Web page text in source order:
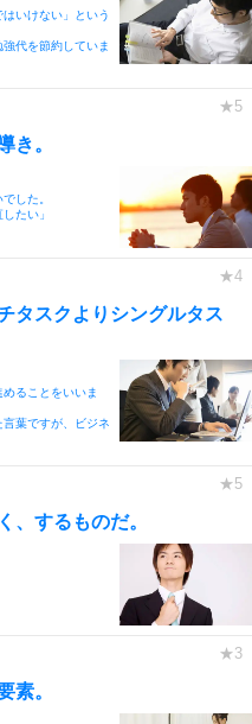
いけない」という
代を節約していま
き。
した。
たい」
タスクよりシングルタス
ることをいいま
葉ですが、ビジネ
、するものだ。
素。